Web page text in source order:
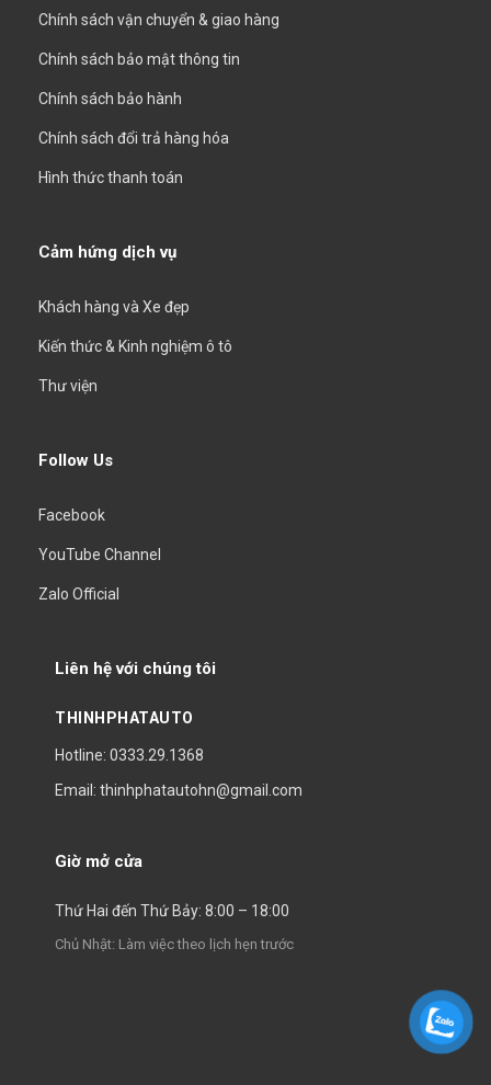
Chính sách vận chuyển & giao hàng
Chính sách bảo mật thông tin
Chính sách bảo hành
Chính sách đổi trả hàng hóa
Hình thức thanh toán
Cảm hứng dịch vụ
Khách hàng và Xe đẹp
Kiến thức & Kinh nghiệm ô tô
Thư viện
Follow Us
Facebook
YouTube Channel
Zalo Official
Liên hệ với chúng tôi
THINHPHATAUTO
Hotline: 0333.29.1368
Email: thinhphatautohn@gmail.com
Giờ mở cửa
Thứ Hai đến Thứ Bảy: 8:00 – 18:00
Chủ Nhật: Làm việc theo lịch hẹn trước